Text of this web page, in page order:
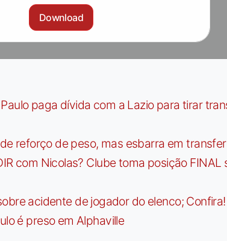
Download
Paulo paga dívida com a Lazio para tirar
reforço de peso, mas esbarra em
com Nicolas? Clube toma posição FINAL
acidente de jogador do elenco; Confira!
é preso em Alphaville